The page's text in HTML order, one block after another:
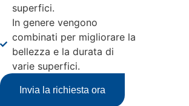
superfici.
In genere vengono
combinati per migliorare la
bellezza e la durata di
varie superfici.
Invia la richiesta ora